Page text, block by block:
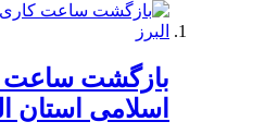
بازگشت ساعت
اسلامی استان